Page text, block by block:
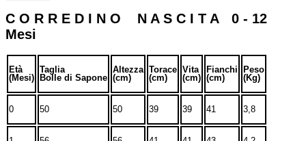
C O R R E D I N O N A S C I T A 0 - 12
Mesi
Età
(Mesi)
Taglia
Bolle di Sapone
Altezza
(cm)
Torace
(cm)
Vita
(cm)
Fianchi
(cm)
Peso
(Kg)
0 50 50 39 39 41 3,8